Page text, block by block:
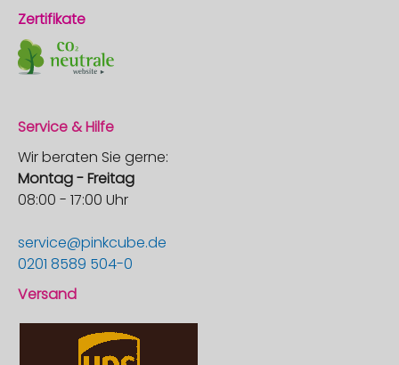
Zertifikate
Service & Hilfe
Wir beraten Sie gerne:
Montag - Freitag
08:00 - 17:00 Uhr
service@pinkcube.de
0201 8589 504-0
Versand